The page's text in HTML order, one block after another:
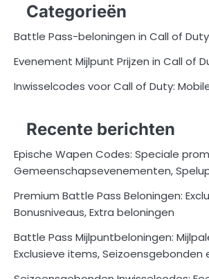
Categorieën
Battle Pass-beloningen in Call of
Evenement Mijlpunt Prijzen in Call of
Inwisselcodes voor Call of Duty:
Recente berichten
Epische Wapen Codes: Speciale
Gemeenschapsevenementen,
Premium Battle Pass Beloningen:
Bonusniveaus, Extra beloningen
Battle Pass Mijlpuntbeloningen:
Exclusieve items,